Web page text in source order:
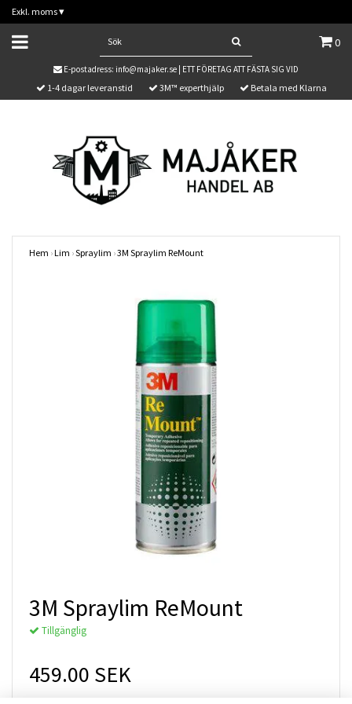
Exkl. moms▾
0
E-postadress: info@majaker.se | ETT FÖRETAG ATT FÄSTA SIG VID
1-4 dagar leveranstid 3M™ experthjälp Betala med Klarna
Hem ›Lim ›Spraylim ›3M Spraylim ReMount
3M Spraylim ReMount
Tillgänglig
459.00 SEK